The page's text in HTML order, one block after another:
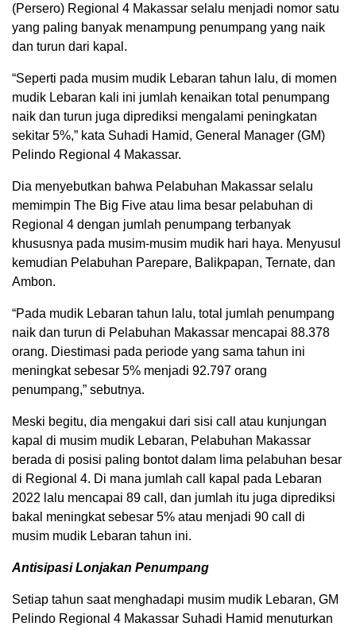
(Persero) Regional 4 Makassar selalu menjadi nomor satu
yang paling banyak menampung penumpang yang naik
dan turun dari kapal.
“Seperti pada musim mudik Lebaran tahun lalu, di momen
mudik Lebaran kali ini jumlah kenaikan total penumpang
naik dan turun juga diprediksi mengalami peningkatan
sekitar 5%,” kata Suhadi Hamid, General Manager (GM)
Pelindo Regional 4 Makassar.
Dia menyebutkan bahwa Pelabuhan Makassar selalu
memimpin The Big Five atau lima besar pelabuhan di
Regional 4 dengan jumlah penumpang terbanyak
khususnya pada musim-musim mudik hari haya. Menyusul
kemudian Pelabuhan Parepare, Balikpapan, Ternate, dan
Ambon.
“Pada mudik Lebaran tahun lalu, total jumlah penumpang
naik dan turun di Pelabuhan Makassar mencapai 88.378
orang. Diestimasi pada periode yang sama tahun ini
meningkat sebesar 5% menjadi 92.797 orang
penumpang,” sebutnya.
Meski begitu, dia mengakui dari sisi call atau kunjungan
kapal di musim mudik Lebaran, Pelabuhan Makassar
berada di posisi paling bontot dalam lima pelabuhan besar
di Regional 4. Di mana jumlah call kapal pada Lebaran
2022 lalu mencapai 89 call, dan jumlah itu juga diprediksi
bakal meningkat sebesar 5% atau menjadi 90 call di
musim mudik Lebaran tahun ini.
Antisipasi Lonjakan Penumpang
Setiap tahun saat menghadapi musim mudik Lebaran, GM
Pelindo Regional 4 Makassar Suhadi Hamid menuturkan